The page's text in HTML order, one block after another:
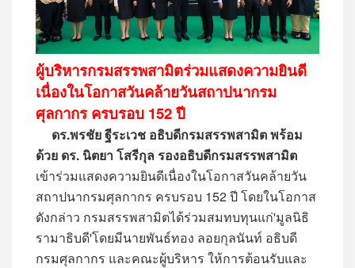
ผู้บริหารกรมสรรพสามิตร่วมแสดงความยินดี
เนื่องในโอกาสวันคล้ายวันสถาปนากรม
ศุลกากร ครบรอบ 152 ปี
ดร.พรชัย ฐีระเวช อธิบดีกรมสรรพสามิต พร้อม
ด้วย ดร. นิตยา โสรีกุล รองอธิบดีกรมสรรพสามิต
เข้าร่วมแสดงความยินดีเนื่องในโอกาสวันคล้ายวัน
สถาปนากรมศุลกากร ครบรอบ 152 ปี โดยในโอกาส
ดังกล่าว กรมสรรพสามิตได้ร่วมสมทบทุนแก่'มูลนิธิ
รามาธิบดี'โดยมีนายพันธ์ทอง ลอยกุลนันท์ อธิบดี
กรมศุลกากร และคณะผู้บริหาร ให้การต้อนรับและ